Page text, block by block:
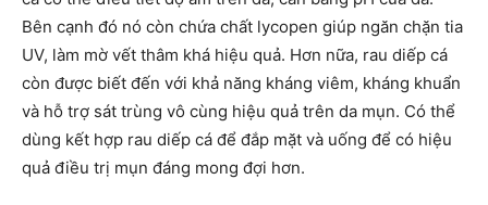
Bên cạnh đó nó còn chứa chất lycopen giúp ngăn chặn tia
UV, làm mờ vết thâm khá hiệu quả. Hơn nữa, rau diếp cá
còn được biết đến với khả năng kháng viêm, kháng khuẩn
và hỗ trợ sát trùng vô cùng hiệu quả trên da mụn. Có thể
dùng kết hợp rau diếp cá để đắp mặt và uống để có hiệu
quả điều trị mụn đáng mong đợi hơn.